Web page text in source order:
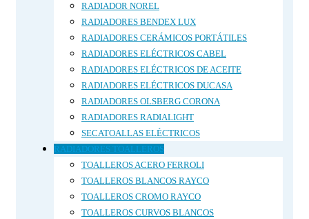
RADIADOR NOREL
RADIADORES BENDEX LUX
RADIADORES CERÁMICOS PORTÁTILES
RADIADORES ELÉCTRICOS CABEL
RADIADORES ELÉCTRICOS DE ACEITE
RADIADORES ELÉCTRICOS DUCASA
RADIADORES OLSBERG CORONA
RADIADORES RADIALIGHT
SECATOALLAS ELÉCTRICOS
RADIADORES TOALLEROS
TOALLEROS ACERO FERROLI
TOALLEROS BLANCOS RAYCO
TOALLEROS CROMO RAYCO
TOALLEROS CURVOS BLANCOS